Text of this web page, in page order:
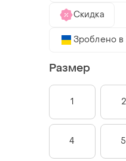
Скидка
Зроблено в
Размер
1 2
4 5